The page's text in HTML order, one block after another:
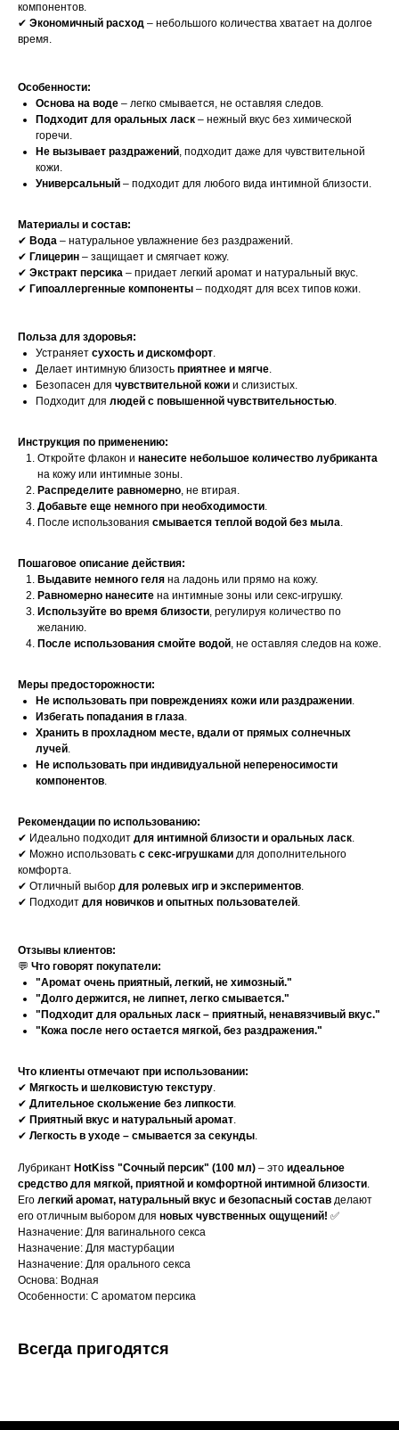
компонентов.
✔ Экономичный расход – небольшого количества хватает на долгое
время.
Особенности:
Основа на воде – легко смывается, не оставляя следов.
Подходит для оральных ласк – нежный вкус без химической
горечи.
Не вызывает раздражений, подходит даже для чувствительной
кожи.
Универсальный – подходит для любого вида интимной близости.
Материалы и состав:
✔ Вода – натуральное увлажнение без раздражений.
✔ Глицерин – защищает и смягчает кожу.
✔ Экстракт персика – придает легкий аромат и натуральный вкус.
✔ Гипоаллергенные компоненты – подходят для всех типов кожи.
Польза для здоровья:
Устраняет сухость и дискомфорт.
Делает интимную близость приятнее и мягче.
Безопасен для чувствительной кожи и слизистых.
Подходит для людей с повышенной чувствительностью.
Инструкция по применению:
Откройте флакон и нанесите небольшое количество лубриканта
на кожу или интимные зоны.
Распределите равномерно, не втирая.
Добавьте еще немного при необходимости.
После использования смывается теплой водой без мыла.
Пошаговое описание действия:
Выдавите немного геля на ладонь или прямо на кожу.
Равномерно нанесите на интимные зоны или секс-игрушку.
Используйте во время близости, регулируя количество по
желанию.
После использования смойте водой, не оставляя следов на коже.
Меры предосторожности:
Не использовать при повреждениях кожи или раздражении.
Избегать попадания в глаза.
Хранить в прохладном месте, вдали от прямых солнечных
лучей.
Не использовать при индивидуальной непереносимости
компонентов.
Рекомендации по использованию:
✔ Идеально подходит для интимной близости и оральных ласк.
✔ Можно использовать с секс-игрушками для дополнительного
комфорта.
✔ Отличный выбор для ролевых игр и экспериментов.
✔ Подходит для новичков и опытных пользователей.
Отзывы клиентов:
💬 Что говорят покупатели:
"Аромат очень приятный, легкий, не химозный."
"Долго держится, не липнет, легко смывается."
"Подходит для оральных ласк – приятный, ненавязчивый вкус."
"Кожа после него остается мягкой, без раздражения."
Что клиенты отмечают при использовании:
✔ Мягкость и шелковистую текстуру.
✔ Длительное скольжение без липкости.
✔ Приятный вкус и натуральный аромат.
✔ Легкость в уходе – смывается за секунды.
Лубрикант HotKiss "Сочный персик" (100 мл) – это идеальное
средство для мягкой, приятной и комфортной интимной близости.
Его легкий аромат, натуральный вкус и безопасный состав делают
его отличным выбором для новых чувственных ощущений! ✅
Назначение: Для вагинального секса
Назначение: Для мастурбации
Назначение: Для орального секса
Основа: Водная
Особенности: С ароматом персика
Всегда пригодятся